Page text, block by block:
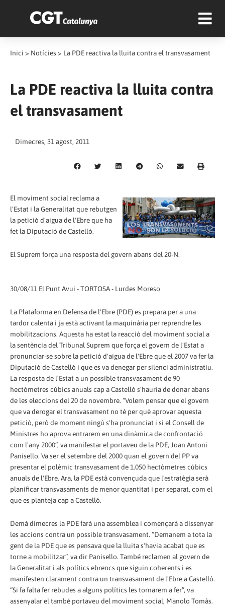
Inici > Notícies > La PDE reactiva la lluita contra el transvasament
La PDE reactiva la lluita contra
el transvasament
Dimecres, 31 agost, 2011
El moviment social reclama a
l'Estat i la Generalitat que rebutgen
la petició d'aigua de l'Ebre que ha
fet la Diputació de Castelló.
El Suprem força una resposta del govern abans del 20-N.
30/08/11 El Punt Avui - TORTOSA - Lurdes Moreso
La Plataforma en Defensa de l'Ebre (PDE) es prepara per a una
tardor calenta i ja està activant la maquinària per reprendre les
mobilitzacions. Aquesta ha estat la reacció del moviment social a
la sentència del Tribunal Suprem que força el govern de l'Estat a
pronunciar-se sobre la petició d'aigua de l'Ebre que el 2007 va fer la
Diputació de Castelló i que es va denegar per silenci administratiu.
La resposta de l'Estat a un possible transvasament de 90
hectòmetres cúbics anuals cap a Castelló s'hauria de donar abans
de les eleccions del 20 de novembre. “Volem pensar que el govern
que va derogar el transvasament no té per què aprovar aquesta
petició, però de moment ningú s'ha pronunciat i si el Consell de
Ministres ho aprova entrarem en una dinàmica de confrontació
com l'any 2000”, va manifestar el portaveu de la PDE, Joan Antoni
Panisello. Va ser el setembre del 2000 quan el govern del PP va
presentar el polèmic transvasament de 1.050 hectòmetres cúbics
anuals de l'Ebre. Ara, la PDE està convençuda que l'estratègia serà
planificar transvasaments de menor quantitat i per separat, com el
que es planteja cap a Castelló.
Demà dimecres la PDE farà una assemblea i començarà a dissenyar
les accions contra un possible transvasament. “Demanem a tota la
gent de la PDE que es pensava que la lluita s'havia acabat que es
torne a mobilitzar”, va dir Panisello. També reclamen al govern de
la Generalitat i als polítics ebrencs que siguin coherents i es
manifesten clarament contra un transvasament de l'Ebre a Castelló.
“Si fa falta fer rebudes a alguns polítics les tornarem a fer”, va
assenyalar el també portaveu del moviment social, Manolo Tomàs.